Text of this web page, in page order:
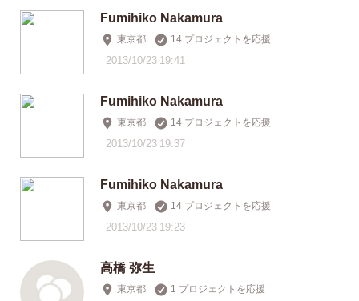
Fumihiko Nakamura
東京都 14 プロジェクトを応援
2013/10/23 19:41
Fumihiko Nakamura
東京都 14 プロジェクトを応援
2013/10/23 19:37
Fumihiko Nakamura
東京都 14 プロジェクトを応援
2013/10/23 19:23
高橋 弥生
東京都 1 プロジェクトを応援